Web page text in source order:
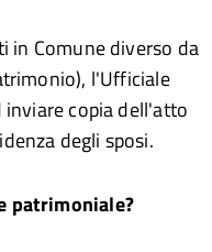
in Comune diverso da
l'Ufficiale
copia dell'atto
degli sposi.
patrimoniale?